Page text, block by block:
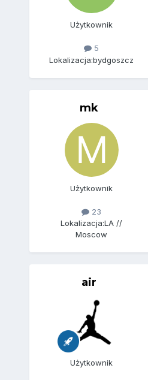
Użytkownik
5
Lokalizacja:bydgoszcz
mk
Użytkownik
23
Lokalizacja:LA //
Moscow
air
Użytkownik